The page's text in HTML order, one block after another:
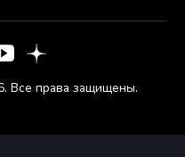
Все права защищены.